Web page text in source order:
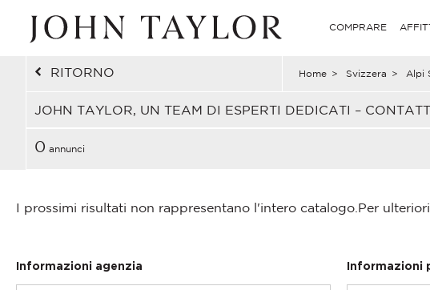
COMPRARE
RITORNO Home > Svizzera > Alpi
JOHN TAYLOR, UN TEAM DI ESPERTI DEDICATI –
0 annunci
I prossimi risultati non rappresentano l'intero catalogo. Per
Informazioni agenzia Informazioni